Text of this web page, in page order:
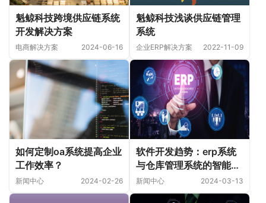
魁鲸科技跨境供应链系统
开发解决方案
电商解决方案 2024-06-16
魁鲸科技浅谈供应链管理
系统
企业ERP解决方案 2022-11-09
如何定制oa系统提高企业
工作效率？
新闻中心 2024-02-26
软件开发趋势：erp系统
与仓库管理系统的智能化
推进
新闻中心 2024-03-13